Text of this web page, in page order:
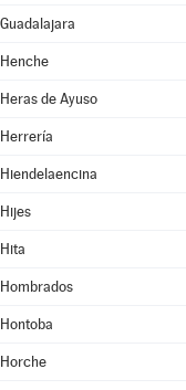
Guadalajara
Henche
Heras de Ayuso
Herrería
Hiendelaencina
Hijes
Hita
Hombrados
Hontoba
Horche